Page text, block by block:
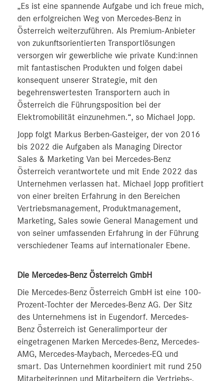
„Es ist eine spannende Aufgabe und ich freue mich,
den erfolgreichen Weg von Mercedes-Benz in
Österreich weiterzuführen. Als Premium-Anbieter
von zukunftsorientierten Transportlösungen
versorgen wir gewerbliche wie private Kund:innen
mit fantastischen Produkten und folgen dabei
konsequent unserer Strategie, mit den
begehrenswertesten Transportern auch in
Österreich die Führungsposition bei der
Elektromobilität einzunehmen.“, so Michael Jopp.
Jopp folgt Markus Berben-Gasteiger, der von 2016
bis 2022 die Aufgaben als Managing Director
Sales & Marketing Van bei Mercedes-Benz
Österreich verantwortete und mit Ende 2022 das
Unternehmen verlassen hat. Michael Jopp profitiert
von einer breiten Erfahrung in den Bereichen
Vertriebsmanagement, Produktmanagement,
Marketing, Sales sowie General Management und
von seiner umfassenden Erfahrung in der Führung
verschiedener Teams auf internationaler Ebene.
Die Mercedes-Benz Österreich GmbH
Die Mercedes-Benz Österreich GmbH ist eine 100-
Prozent-Tochter der Mercedes-Benz AG. Der Sitz
des Unternehmens ist in Eugendorf. Mercedes-
Benz Österreich ist Generalimporteur der
eingetragenen Marken Mercedes-Benz, Mercedes-
AMG, Mercedes-Maybach, Mercedes-EQ und
smart. Das Unternehmen koordiniert mit rund 250
Mitarbeiterinnen und Mitarbeitern die Vertriebs-,